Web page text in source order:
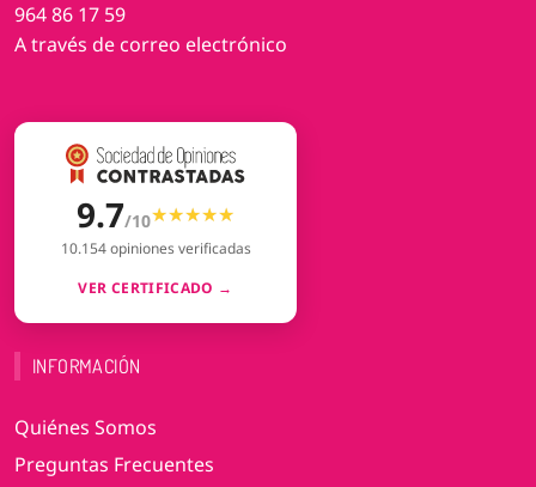
964 86 17 59
A través de correo electrónico
9.7/10★★★★★
★★★★★
10.154 opiniones verificadas
VER CERTIFICADO →
INFORMACIÓN
Quiénes Somos
Preguntas Frecuentes